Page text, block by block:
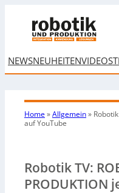
NEWSNEUHEITENVIDEOS
Home»Allgemein»
auf YouTube
Robotik TV:
PRODUKTION